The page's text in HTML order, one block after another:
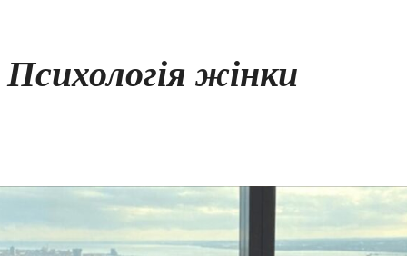
Психологія жінки